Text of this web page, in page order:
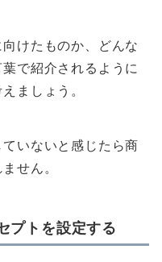
けたものか、どんな
で紹介されるように
ましょう。
いないと感じたら商
せん。
プトを設定する